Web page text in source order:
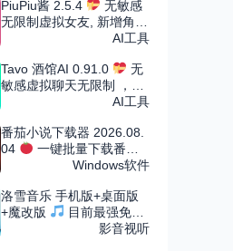
PiuPiu酱 2.5.4
无敏感
无限制虚拟女友, 新增角色
AI工具
Tavo 酒馆AI 0.91.0
无
敏感虚拟聊天无限制 ，可
AI工具
番茄小说下载器 2026.08.
04
一键批量下载番茄
Windows软件
洛雪音乐 手机版+桌面版
+魔改版
目前最强免费
音乐软件，支持无损下载
影音视听